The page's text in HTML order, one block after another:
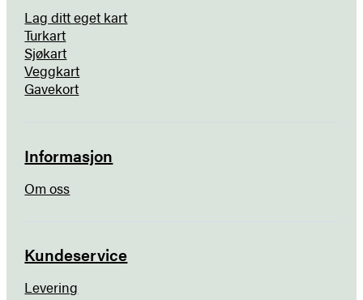
Lag ditt eget kart
Turkart
Sjøkart
Veggkart
Gavekort
Informasjon
Om oss
Kundeservice
Levering